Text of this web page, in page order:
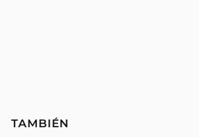
TAMBIÉN